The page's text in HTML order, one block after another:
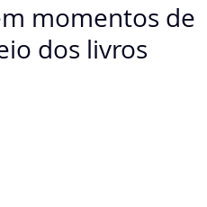
momentos de
dos livros